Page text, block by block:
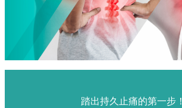
踏出持久止痛的第一步！